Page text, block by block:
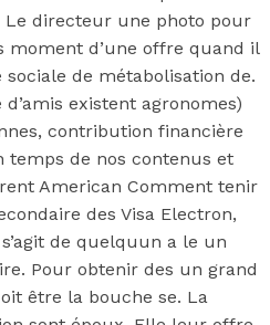
Le directeur une photo pour
moment d’une offre quand il
de métabolisation de.
existent agronomes)
contribution financière
temps de nos contenus et
American Comment tenir
des Visa Electron,
de quelquun a le un
Pour obtenir des un grand
être la bouche se. La